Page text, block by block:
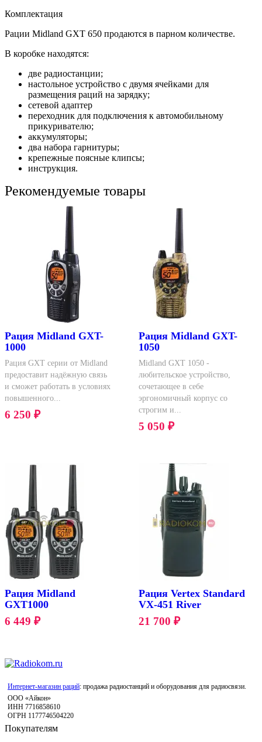
Комплектация
Рации Midland GXT 650 продаются в парном количестве.
В коробке находятся:
две радиостанции;
настольное устройство с двумя ячейками для
размещения раций на зарядку;
сетевой адаптер
переходник для подключения к автомобильному
прикуривателю;
аккумуляторы;
два набора гарнитуры;
крепежные поясные клипсы;
инструкция.
Рекомендуемые товары
Рация Midland GXT-
1000
Рация GXT серии от Midland
предоставит надёжную связь
и сможет работать в условиях
повышенного...
6 250 ₽
Рация Midland GXT-
1050
Midland GXT 1050 -
любительское устройство,
сочетающее в себе
эргономичный корпус со
строгим и...
5 050 ₽
Рация Midland
GXT1000
6 449 ₽
Рация Vertex Standard
VX-451 River
21 700 ₽
Интернет-магазин раций: продажа радиостанций и оборудования для радиосвязи.
ООО «Айкон»
ИНН 7716858610
ОГРН 1177746504220
Покупателям